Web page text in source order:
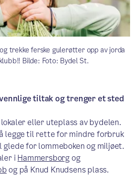
trekke ferske gulerøtter opp av jorda
Bilde: Foto: Bydel St.
tiltak og trenger et sted
eller uteplass av bydelen.
legge til rette for mindre forbruk
glede for lommeboken og miljøet.
i Hammersborgog
og på Knud Knudsens plass.